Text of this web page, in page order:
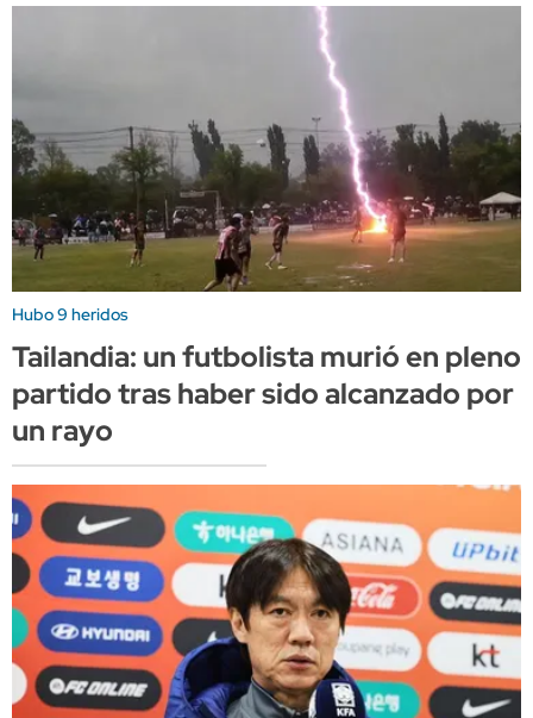
Hubo 9 heridos
Tailandia: un futbolista murió en pleno
partido tras haber sido alcanzado por
un rayo